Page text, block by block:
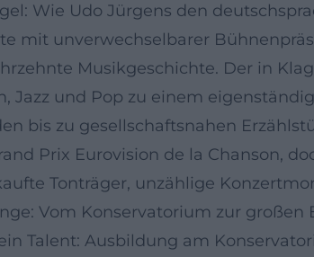
Wie Udo Jürgens den
mit unverwechselbarer
Musikgeschichte. Der in
Jazz und Pop zu einem
bis zu gesellschaftsnahen
Prix Eurovision de la Chanson,
Tonträger, unzählige
Vom Konservatorium zur großen
Talent: Ausbildung am